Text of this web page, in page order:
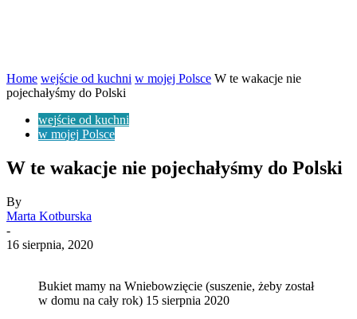
Home wejście od kuchni w mojej Polsce W te wakacje nie
pojechałyśmy do Polski
wejście od kuchni
w mojej Polsce
W te wakacje nie pojechałyśmy do Polski
By
Marta Kotburska
-
16 sierpnia, 2020
Bukiet mamy na Wniebowzięcie (suszenie, żeby został
w domu na cały rok) 15 sierpnia 2020